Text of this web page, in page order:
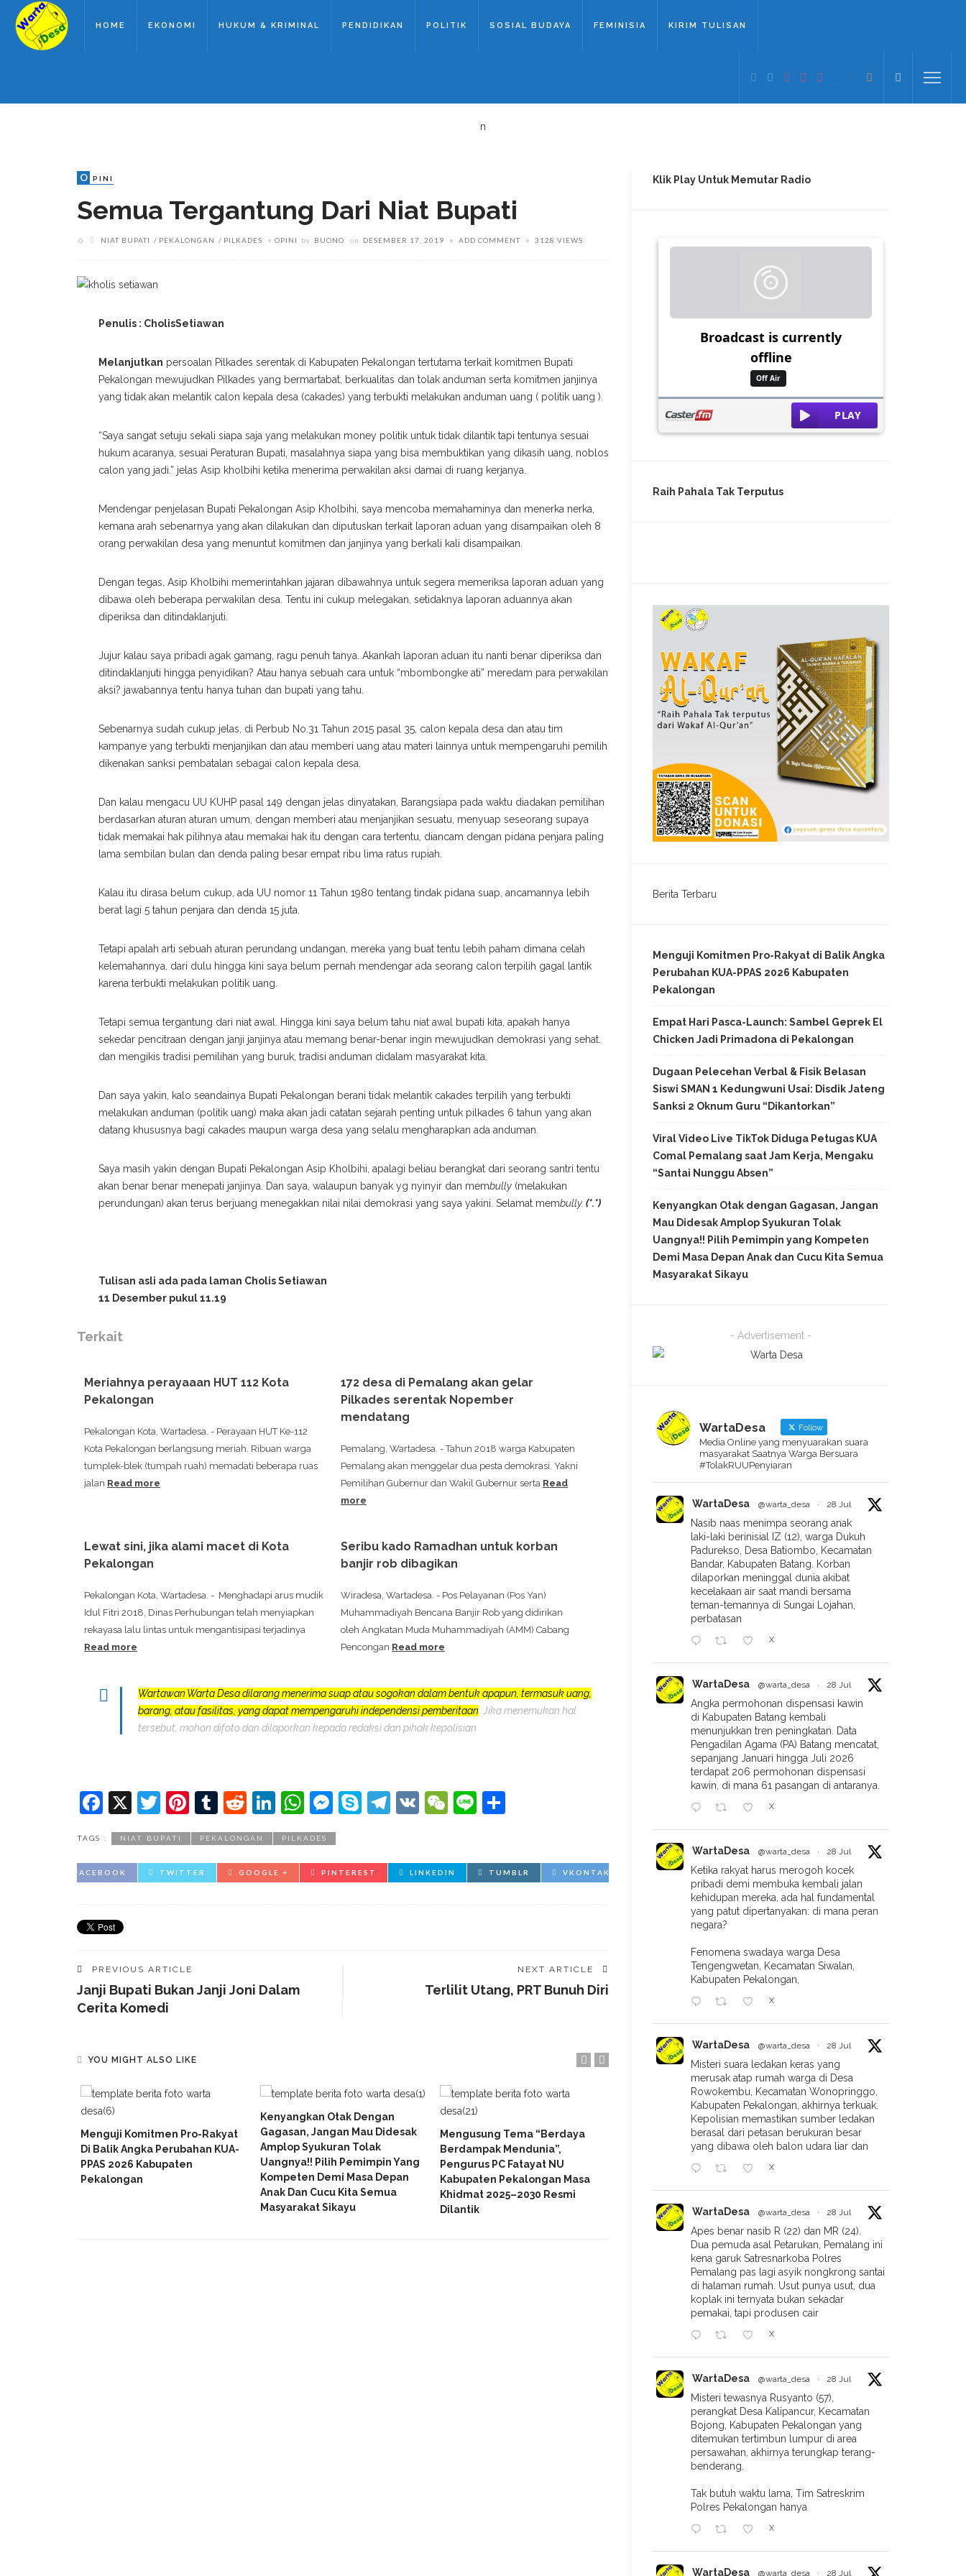
HOME EKONOMI HUKUM & KRIMINAL PENDIDIKAN POLITIK SOSIAL BUDAYA FEMINISIA KIRIM TULISAN
n
O PINI
Semua Tergantung Dari Niat Bupati
NIAT BUPATI PEKALONGAN PILKADES OPINI by BUONO on DESEMBER 17, 2019 ADD COMMENT 3128 VIEWS
Penulis : CholisSetiawan
Melanjutkan persoalan Pilkades serentak di Kabupaten Pekalongan tertutama terkait komitmen Bupati
Pekalongan mewujudkan Pilkades yang bermartabat, berkualitas dan tolak anduman serta komitmen janjinya
yang tidak akan melantik calon kepala desa (cakades) yang terbukti melakukan anduman uang ( politik uang ).
“Saya sangat setuju sekali siapa saja yang melakukan money politik untuk tidak dilantik tapi tentunya sesuai
hukum acaranya, sesuai Peraturan Bupati, masalahnya siapa yang bisa membuktikan yang dikasih uang, noblos
calon yang jadi.” jelas Asip kholbihi ketika menerima perwakilan aksi damai di ruang kerjanya.
Mendengar penjelasan Bupati Pekalongan Asip Kholbihi, saya mencoba memahaminya dan menerka nerka,
kemana arah sebenarnya yang akan dilakukan dan diputuskan terkait laporan aduan yang disampaikan oleh 8
orang perwakilan desa yang menuntut komitmen dan janjinya yang berkali kali disampaikan.
Dengan tegas, Asip Kholbihi memerintahkan jajaran dibawahnya untuk segera memeriksa laporan aduan yang
dibawa oleh beberapa perwakilan desa. Tentu ini cukup melegakan, setidaknya laporan aduannya akan
diperiksa dan ditindaklanjuti.
Jujur kalau saya pribadi agak gamang, ragu penuh tanya. Akankah laporan aduan itu nanti benar diperiksa dan
ditindaklanjuti hingga penyidikan? Atau hanya sebuah cara untuk “mbombongke ati” meredam para perwakilan
aksi? jawabannya tentu hanya tuhan dan bupati yang tahu.
Sebenarnya sudah cukup jelas, di Perbub No.31 Tahun 2015 pasal 35, calon kepala desa dan atau tim
kampanye yang terbukti menjanjikan dan atau memberi uang atau materi lainnya untuk mempengaruhi pemilih
dikenakan sanksi pembatalan sebagai calon kepala desa.
Dan kalau mengacu UU KUHP pasal 149 dengan jelas dinyatakan, Barangsiapa pada waktu diadakan pemilihan
berdasarkan aturan aturan umum, dengan memberi atau menjanjikan sesuatu, menyuap seseorang supaya
tidak memakai hak pilihnya atau memakai hak itu dengan cara tertentu, diancam dengan pidana penjara paling
lama sembilan bulan dan denda paling besar empat ribu lima ratus rupiah.
Kalau itu dirasa belum cukup, ada UU nomor 11 Tahun 1980 tentang tindak pidana suap, ancamannya lebih
berat lagi 5 tahun penjara dan denda 15 juta.
Tetapi apalah arti sebuah aturan perundang undangan, mereka yang buat tentu lebih paham dimana celah
kelemahannya, dari dulu hingga kini saya belum pernah mendengar ada seorang calon terpilih gagal lantik
karena terbukti melakukan politik uang.
Tetapi semua tergantung dari niat awal. Hingga kini saya belum tahu niat awal bupati kita, apakah hanya
sekedar pencitraan dengan janji janjinya atau memang benar-benar ingin mewujudkan demokrasi yang sehat.
dan mengikis tradisi pemilihan yang buruk, tradisi anduman didalam masyarakat kita.
Dan saya yakin, kalo seandainya Bupati Pekalongan berani tidak melantik cakades terpilih yang terbukti
melakukan anduman (politik uang) maka akan jadi catatan sejarah penting untuk pilkades 6 tahun yang akan
datang khususnya bagi cakades maupun warga desa yang selalu mengharapkan ada anduman.
Saya masih yakin dengan Bupati Pekalongan Asip Kholbihi, apalagi beliau berangkat dari seorang santri tentu
akan benar benar menepati janjinya. Dan saya, walaupun banyak yg nyinyir dan membully (melakukan
perundungan) akan terus berjuang menegakkan nilai nilai demokrasi yang saya yakini. Selamat membully. (*.*)
Tulisan asli ada pada laman Cholis Setiawan
11 Desember pukul 11.19
Terkait
Meriahnya perayaaan HUT 112 Kota
Pekalongan
Pekalongan Kota, Wartadesa. - Perayaan HUT Ke-112
Kota Pekalongan berlangsung meriah. Ribuan warga
tumplek-blek (tumpah ruah) memadati beberapa ruas
jalan Read more
172 desa di Pemalang akan gelar
Pilkades serentak Nopember
mendatang
Pemalang, Wartadesa. - Tahun 2018 warga Kabupaten
Pemalang akan menggelar dua pesta demokrasi. Yakni
Pemilihan Gubernur dan Wakil Gubernur serta Read
more
Lewat sini, jika alami macet di Kota
Pekalongan
Pekalongan Kota, Wartadesa. - Menghadapi arus mudik
Idul Fitri 2018, Dinas Perhubungan telah menyiapkan
rekayasa lalu lintas untuk mengantisipasi terjadinya
Read more
Seribu kado Ramadhan untuk korban
banjir rob dibagikan
Wiradesa, Wartadesa. - Pos Pelayanan (Pos Yan)
Muhammadiyah Bencana Banjir Rob yang didirikan
oleh Angkatan Muda Muhammadiyah (AMM) Cabang
Pencongan Read more
Wartawan Warta Desa dilarang menerima suap atau sogokan dalam bentuk apapun, termasuk uang,
barang, atau fasilitas, yang dapat mempengaruhi independensi pemberitaan. Jika menemukan hal
tersebut, mohon difoto dan dilaporkan kepada redaksi dan pihak kepolisian
Facebook
X Twitter
Pinterest
Tumblr
Reddit
LinkedIn
WhatsApp
Messenger
Skype
Telegram
VK WeChat
Line
TAGS : NIAT BUPATI PEKALONGAN PILKADES
FACEBOOK TWITTER GOOGLE + PINTEREST LINKEDIN TUMBLR VKONTAKTE
PREVIOUS ARTICLE
Janji Bupati Bukan Janji Joni Dalam
Cerita Komedi
NEXT ARTICLE
Terlilit Utang, PRT Bunuh Diri
YOU MIGHT ALSO LIKE
Menguji Komitmen Pro-Rakyat
Di Balik Angka Perubahan KUA-
PPAS 2026 Kabupaten
Pekalongan
Kenyangkan Otak Dengan
Gagasan, Jangan Mau Didesak
Amplop Syukuran Tolak
Uangnya!! Pilih Pemimpin Yang
Kompeten Demi Masa Depan
Anak Dan Cucu Kita Semua
Masyarakat Sikayu
Mengusung Tema “Berdaya
Berdampak Mendunia”,
Pengurus PC Fatayat NU
Kabupaten Pekalongan Masa
Khidmat 2025–2030 Resmi
Dilantik
Tak Ingin Santai Setelah
Himpun 24,6 Miliar, LAZISMU
Pekalongan Canangkan 4
Program Unggulan
Jaga Transparansi Dana Umat,
KAP Abdul Hamid Dan Rekan
Audit Laporan Keuangan
Klik Play Untuk Memutar Radio
Raih Pahala Tak Terputus
Berita Terbaru
Menguji Komitmen Pro-Rakyat di Balik Angka
Perubahan KUA-PPAS 2026 Kabupaten
Pekalongan
Empat Hari Pasca-Launch: Sambel Geprek El
Chicken Jadi Primadona di Pekalongan
Dugaan Pelecehan Verbal & Fisik Belasan
Siswi SMAN 1 Kedungwuni Usai: Disdik Jateng
Sanksi 2 Oknum Guru “Dikantorkan”
Viral Video Live TikTok Diduga Petugas KUA
Comal Pemalang saat Jam Kerja, Mengaku
“Santai Nunggu Absen”
Kenyangkan Otak dengan Gagasan, Jangan
Mau Didesak Amplop Syukuran Tolak
Uangnya!! Pilih Pemimpin yang Kompeten
Demi Masa Depan Anak dan Cucu Kita Semua
Masyarakat Sikayu
- Advertisement -
WartaDesa Follow
Media Online yang menyuarakan suara
masyarakat Saatnya Warga Bersuara
#TolakRUUPenyiaran
WartaDesa @warta_desa · 28 Jul
Nasib naas menimpa seorang anak
laki-laki berinisial IZ (12), warga Dukuh
Padurekso, Desa Batiombo, Kecamatan
Bandar, Kabupaten Batang. Korban
dilaporkan meninggal dunia akibat
kecelakaan air saat mandi bersama
teman-temannya di Sungai Lojahan,
perbatasan
X
WartaDesa @warta_desa · 28 Jul
Angka permohonan dispensasi kawin
di Kabupaten Batang kembali
menunjukkan tren peningkatan. Data
Pengadilan Agama (PA) Batang mencatat,
sepanjang Januari hingga Juli 2026
terdapat 206 permohonan dispensasi
kawin, di mana 61 pasangan di antaranya.
X
WartaDesa @warta_desa · 28 Jul
Ketika rakyat harus merogoh kocek
pribadi demi membuka kembali jalan
kehidupan mereka, ada hal fundamental
yang patut dipertanyakan: di mana peran
negara?
Fenomena swadaya warga Desa
Tengengwetan, Kecamatan Siwalan,
Kabupaten Pekalongan,
X
WartaDesa @warta_desa · 28 Jul
Misteri suara ledakan keras yang
merusak atap rumah warga di Desa
Rowokembu, Kecamatan Wonopringgo,
Kabupaten Pekalongan, akhirnya terkuak.
Kepolisian memastikan sumber ledakan
berasal dari petasan berukuran besar
yang dibawa oleh balon udara liar dan
X
WartaDesa @warta_desa · 28 Jul
Apes benar nasib R (22) dan MR (24).
Dua pemuda asal Petarukan, Pemalang ini
kena garuk Satresnarkoba Polres
Pemalang pas lagi asyik nongkrong santai
di halaman rumah. Usut punya usut, dua
koplak ini ternyata bukan sekadar
pemakai, tapi produsen cair
X
WartaDesa @warta_desa · 28 Jul
Misteri tewasnya Rusyanto (57),
perangkat Desa Kalipancur, Kecamatan
Bojong, Kabupaten Pekalongan yang
ditemukan tertimbun lumpur di area
persawahan, akhirnya terungkap terang-
benderang.
Tak butuh waktu lama, Tim Satreskrim
Polres Pekalongan hanya
X
WartaDesa @warta_desa · 28 Jul